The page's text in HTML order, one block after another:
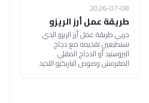
2026-07-08
طريقة عمل أرز الريزو
جربي طريقة عمل أرز الريزو الذي
تستطيعين تقديمه مع دجاج
البروستيد أو الدجاج المقلي
المقرمش وصوص الباربكيو اللذيذ.